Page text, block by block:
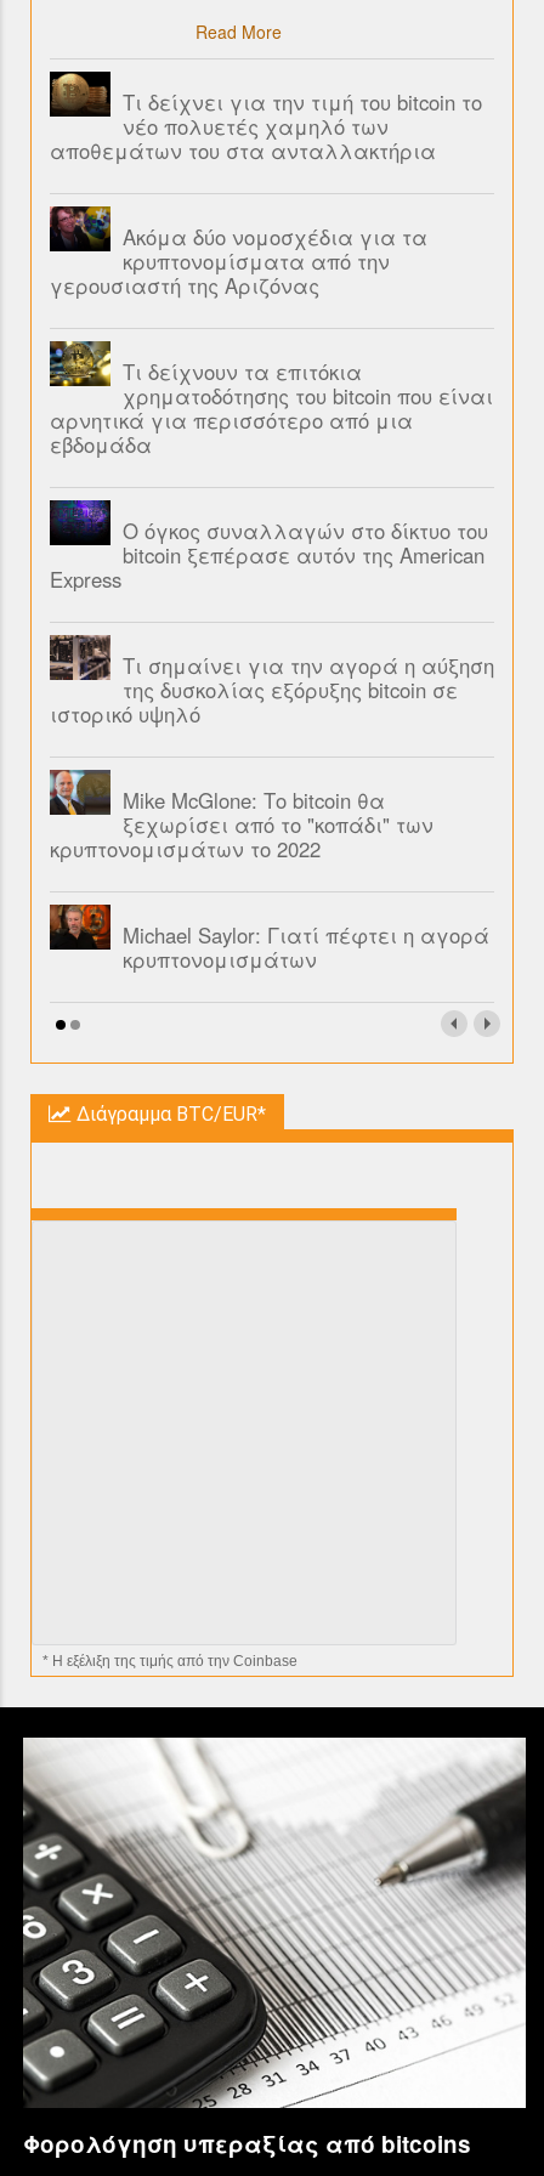
Read More
Τι δείχνει για την τιμή του bitcoin το
νέο πολυετές χαμηλό των
αποθεμάτων του στα ανταλλακτήρια
Ακόμα δύο νομοσχέδια για τα
κρυπτονομίσματα από την
γερουσιαστή της Αριζόνας
Τι δείχνουν τα επιτόκια
χρηματοδότησης του bitcoin που είναι
αρνητικά για περισσότερο από μια
εβδομάδα
Ο όγκος συναλλαγών στο δίκτυο του
bitcoin ξεπέρασε αυτόν της American
Express
Τι σημαίνει για την αγορά η αύξηση
της δυσκολίας εξόρυξης bitcoin σε
ιστορικό υψηλό
Mike McGlone: Το bitcoin θα
ξεχωρίσει από το "κοπάδι" των
κρυπτονομισμάτων το 2022
Michael Saylor: Γιατί πέφτει η αγορά
κρυπτονομισμάτων
Διάγραμμα BTC/EUR*
* H εξέλιξη της τιμής από την Coinbase
Φορολόγηση υπεραξίας από bitcoins